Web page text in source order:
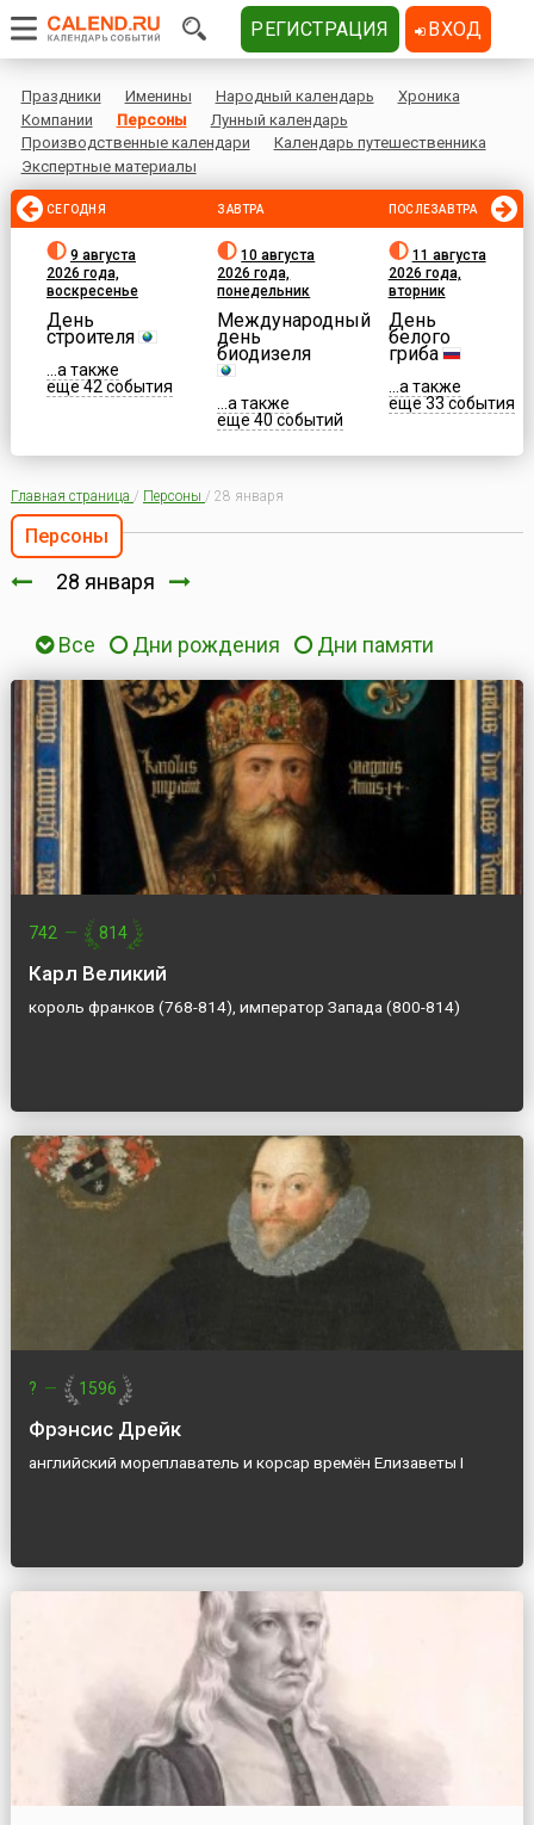
Праздники Именины Народный календарь
Хроника
Компании
Персоны
Лунный календарь
Производственные календари
Календарь путешественника
Экспертные материалы
СЕГОДНЯ
9 августа
2026 года,
воскресенье
День
строителя
...а также
еще 42 события
ЗАВТРА
10 августа
2026 года,
понедельник
Международный
день
биодизеля
...а также
еще 40 событий
ПОСЛЕЗАВТРА
11 августа
2026 года,
вторник
День
белого
гриба
...а также
еще 33 события
Главная страница / Персоны / 28 января
Персоны
28 января
Все Дни рождения Дни памяти
742 — 814
Карл Великий
король франков (768-814), император Запада (800-814)
? — 1596
Фрэнсис Дрейк
английский мореплаватель и корсар времён Елизаветы I
РЕГИСТРАЦИЯ ВХОД